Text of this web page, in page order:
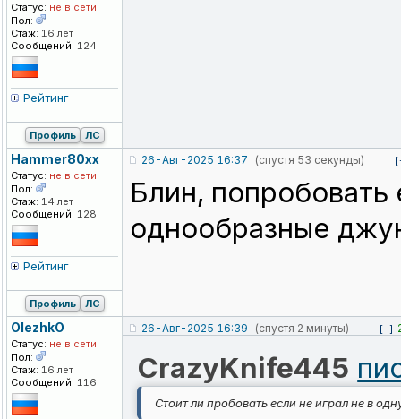
Статус: не в сети
Пол:
Стаж: 16 лет
Сообщений: 124
Рейтинг
Профиль ЛС
Hammer80xx
Статус: не в сети
Пол:
Стаж: 14 лет
Сообщений: 128
Рейтинг
26-Авг-2025 16:37 (спустя 53 секунды)
Блин,
однообразные
Профиль ЛС
OlezhkO
Статус: не в сети
Пол:
Стаж: 16 лет
Сообщений: 116
26-Авг-2025 16:39 (спустя 2 минуты) [-]
CrazyKnife445
Стоит ли пробовать если не играл не в